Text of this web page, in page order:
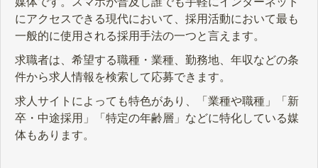
にアクセスできる現代において、採用活動において最も
一般的に使用される採用手法の一つと言えます。
求職者は、希望する職種・業種、勤務地、年収などの条
件から求人情報を検索して応募できます。
求人サイトによっても特色があり、「業種や職種」「新
卒・中途採用」「特定の年齢層」などに特化している媒
体もあります。